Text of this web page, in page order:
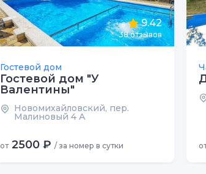
9.42
38отзывов
Гостевой дом
Гостевой дом "У
Валентины"
Новомихайловский, пер.
Малиновый 4 А
от 2500 ₽ / за номер в сутки